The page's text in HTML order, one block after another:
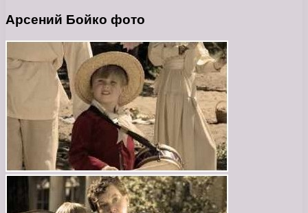
Арсений Бойко фото